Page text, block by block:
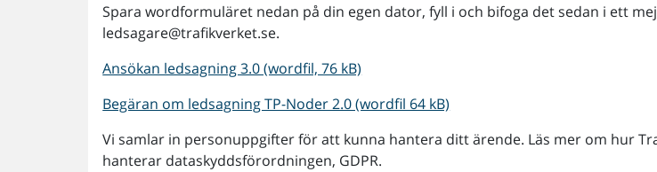
Spara wordformuläret nedan på din egen dator, fyll i och bifoga det sedan i ett
ledsagare@trafikverket.se.
Ansökan ledsagning 3.0 (wordfil, 76 kB)
Begäran om ledsagning TP-Noder 2.0 (wordfil 64 kB)
Vi samlar in personuppgifter för att kunna hantera ditt ärende. Läs mer om hur
hanterar dataskyddsförordningen, GDPR.